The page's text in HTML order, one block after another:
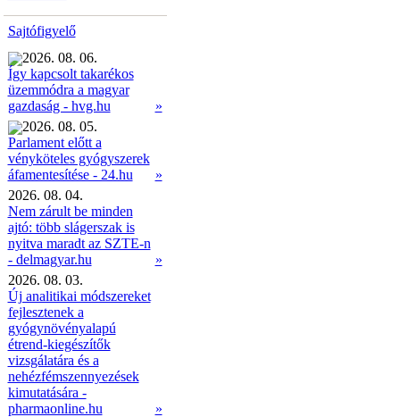
Sajtófigyelő
2026. 08. 06.
Így kapcsolt takarékos
üzemmódra a magyar
gazdaság - hvg.hu
»
2026. 08. 05.
Parlament előtt a
vényköteles gyógyszerek
áfamentesítése - 24.hu
»
2026. 08. 04.
Nem zárult be minden
ajtó: több slágerszak is
nyitva maradt az SZTE-n
- delmagyar.hu
»
2026. 08. 03.
Új analitikai módszereket
fejlesztenek a
gyógynövényalapú
étrend-kiegészítők
vizsgálatára és a
nehézfémszennyezések
kimutatására -
pharmaonline.hu
»